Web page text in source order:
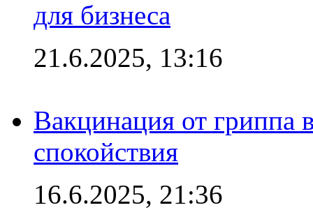
для бизнеса
21.6.2025, 13:16
Вакцинация от гриппа
спокойствия
16.6.2025, 21:36